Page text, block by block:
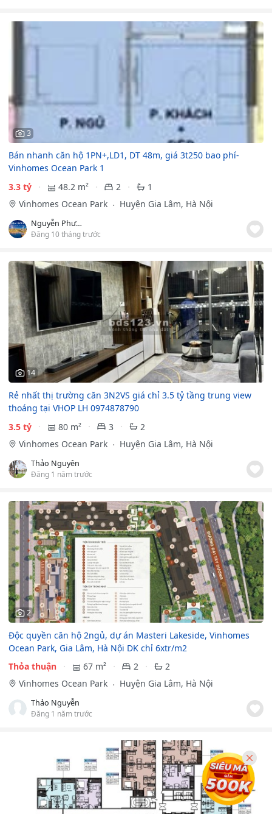
3
Bán nhanh căn hộ 1PN+,LD1, DT 48m, giá 3t250 bao phí-
Vinhomes Ocean Park 1
3.3 tỷ
48.2 m² 2
1
Vinhomes Ocean Park
Huyện Gia Lâm, Hà Nội
Nguyễn Phương
Đăng 10 tháng trước
14
Rẻ nhất thị trường căn 3N2VS giá chỉ 3.5 tỷ tầng trung view
thoáng tại VHOP LH 0974878790
3.5 tỷ
80 m² 3
2
Vinhomes Ocean Park
Huyện Gia Lâm, Hà Nội
Thảo Nguyên
Đăng 1 năm trước
2
Độc quyền căn hộ 2ngủ, dự án Masteri Lakeside, Vinhomes
Ocean Park, Gia Lâm, Hà Nội DK chỉ 6xtr/m2
Thỏa thuận
67 m² 2
2
Vinhomes Ocean Park
Huyện Gia Lâm, Hà Nội
Thảo Nguyễn
Đăng 1 năm trước